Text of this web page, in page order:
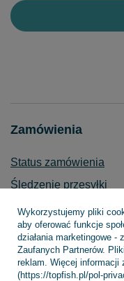
Zamówienia
Status zamówienia
Śledzenie przesyłki
Chcę zareklamować
Chcę zwrócić produkt
Chcę wymienić towar
Kontakt
Wykorzystujemy pliki
aby oferować funkcje
działania marketingowe
Zaufanych Partnerów.
reklam. Więcej informacji
(https://topfish.pl/pol-